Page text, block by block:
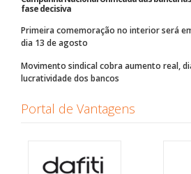
fase decisiva
Primeira comemoração no interior será
dia 13 de agosto
Movimento sindical cobra aumento real,
lucratividade dos bancos
Portal de Vantagens